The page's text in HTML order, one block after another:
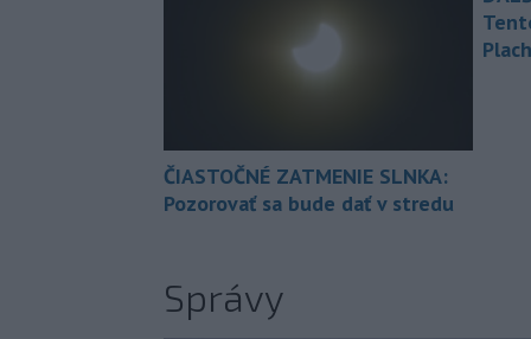
ČIASTOČNÉ ZATMENIE SLNKA:
Pozorovať sa bude dať v stredu
Správy